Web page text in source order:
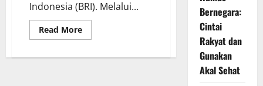
Indonesia (BRI). Melalui...
Read MoreRead
more
Usaha
Bernegara:
Cintai
Rakyat dan
Gunakan
Akal Sehat